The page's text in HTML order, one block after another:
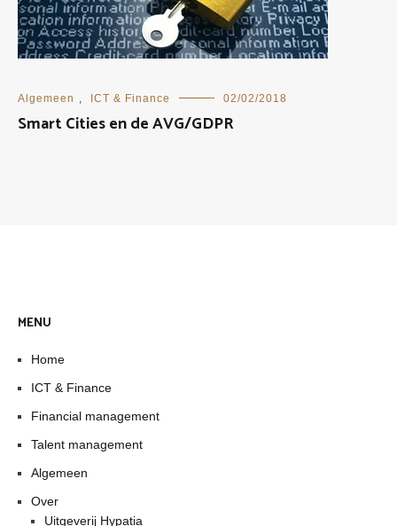
Algemeen , ICT & Finance 02/02/2018
Smart Cities en de AVG/GDPR
MENU
Home
ICT & Finance
Financial management
Talent management
Algemeen
Over
Uitgeverij Hypatia